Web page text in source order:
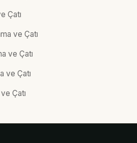
Çatı
ve Çatı
ve Çatı
ve Çatı
Çatı